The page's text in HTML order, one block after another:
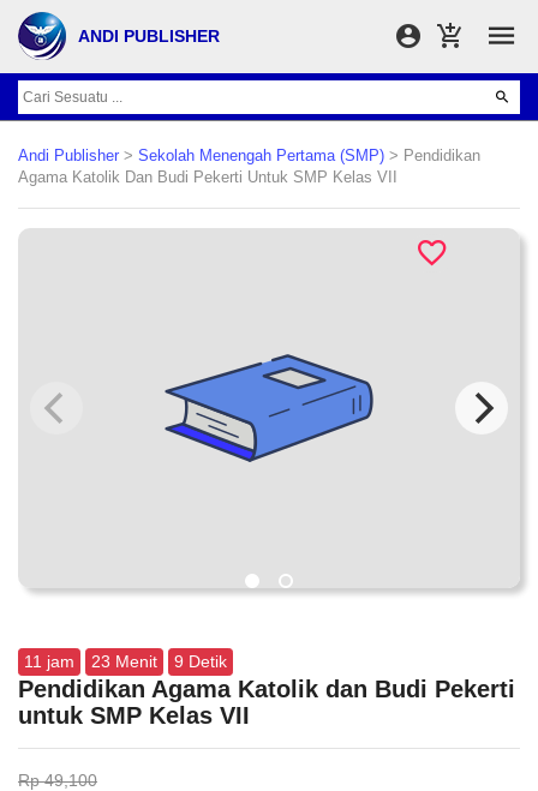
ANDI PUBLISHER
Andi Publisher > Sekolah Menengah Pertama (SMP) > Pendidikan
Agama Katolik Dan Budi Pekerti Untuk SMP Kelas VII
11 jam 23 Menit 8 Detik
Pendidikan Agama Katolik dan Budi Pekerti
untuk SMP Kelas VII
Rp 49,100